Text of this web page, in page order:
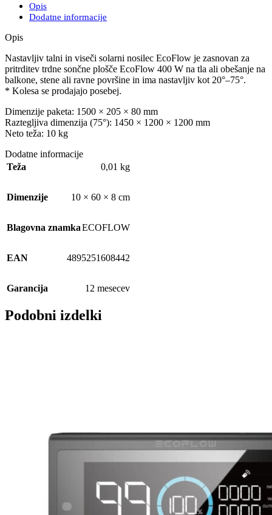
Opis
Dodatne informacije
Opis
Nastavljiv talni in viseči solarni nosilec EcoFlow je zasnovan za
pritrditev trdne sončne plošče EcoFlow 400 W na tla ali obešanje na
balkone, stene ali ravne površine in ima nastavljiv kot 20°–75°.
* Kolesa se prodajajo posebej.
Dimenzije paketa: 1500 × 205 × 80 mm
Raztegljiva dimenzija (75°): 1450 × 1200 × 1200 mm
Neto teža: 10 kg
Dodatne informacije
Teža
0,01 kg
Dimenzije 10 × 60 × 8 cm
Blagovna znamkaECOFLOW
EAN 4895251608442
Garancija 12 mesecev
Podobni izdelki